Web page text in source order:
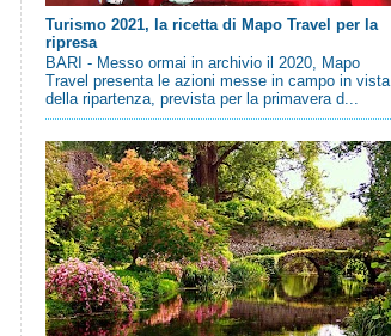
Turismo 2021, la ricetta di Mapo Travel per la
ripresa
BARI - Messo ormai in archivio il 2020, Mapo
Travel presenta le azioni messe in campo in vista
della ripartenza, prevista per la primavera d...